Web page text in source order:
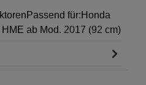
für:Honda
ab Mod. 2017 (92 cm)